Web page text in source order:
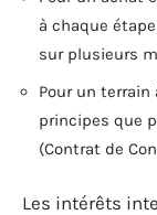
à chaque
sur plusieurs
Pour un
principes que
(Contrat de
Les intérêts